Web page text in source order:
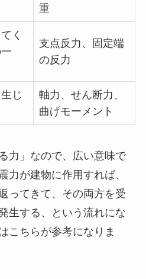
重
く
支点反力、固定端
の反力
じ
軸力、せん断力、
曲げモーメント
力」なので、広い意味で
力が建物に作用すれば、
ってきて、その両方を受
生する、という流れにな
こちらが参考になりま